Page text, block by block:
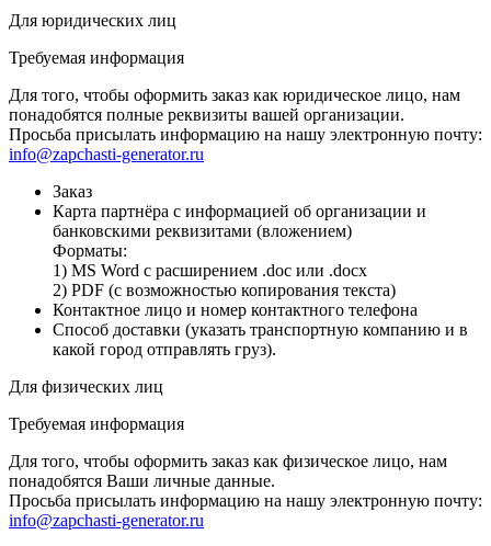
Для юридических лиц
Требуемая информация
Для того, чтобы оформить заказ как юридическое лицо, нам
понадобятся полные реквизиты вашей организации.
Просьба присылать информацию на нашу электронную почту:
info@zapchasti-generator.ru
Заказ
Карта партнёра с информацией об организации и
банковскими реквизитами (вложением)
Форматы:
1) MS Word с расширением .doc или .docx
2) PDF (с возможностью копирования текста)
Контактное лицо и номер контактного телефона
Способ доставки (указать транспортную компанию и в
какой город отправлять груз).
Для физических лиц
Требуемая информация
Для того, чтобы оформить заказ как физическое лицо, нам
понадобятся Ваши личные данные.
Просьба присылать информацию на нашу электронную почту:
info@zapchasti-generator.ru